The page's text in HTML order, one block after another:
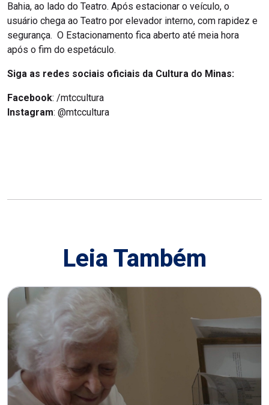
Bahia, ao lado do Teatro. Após estacionar o veículo, o
usuário chega ao Teatro por elevador interno, com rapidez e
segurança. O Estacionamento fica aberto até meia hora
após o fim do espetáculo.
Siga as redes sociais oficiais da Cultura do Minas:
Facebook: /mtccultura
Instagram: @mtccultura
Leia Também